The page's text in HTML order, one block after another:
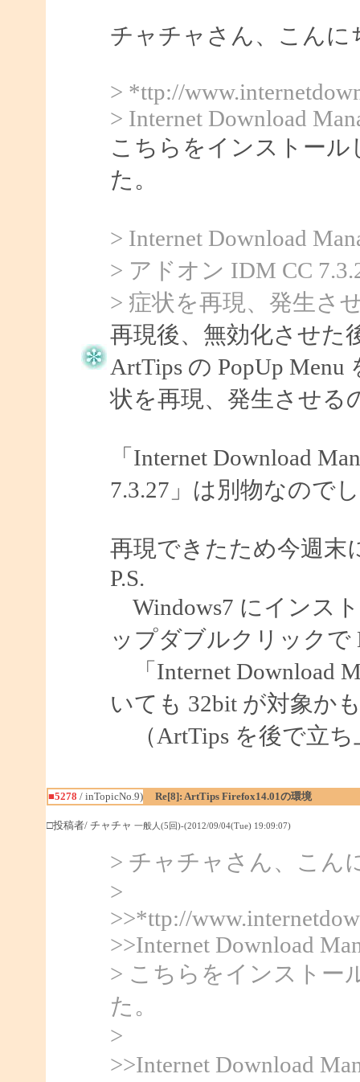
チャチャさん、こんに
> *ttp://
> Internet Download
こちらをインストー
た。
> Internet Download
> アドオン IDM CC
> 症状を再現、発生さ
再現後、無効化させた
ArtTips の PopUp
状を再現、発生させる
「Internet Download
7.3.27」は別物なので
再現できたため今週末
P.S.
Windows7 にインス
ップダブルクリックで
「Internet Download
いても 32bit が対象か
（ArtTips を後で立
■5278 / inTopicNo.9) Re[8]: ArtTips Firefox14.01の環境
□投稿者/ チャチャ 一般人(5回)-(2012/09/04(Tue) 19:09:07)
> チャチャさん、こん
>
>>*ttp://
>>Internet Download
> こちらをインストー
た。
>
>>Internet Download